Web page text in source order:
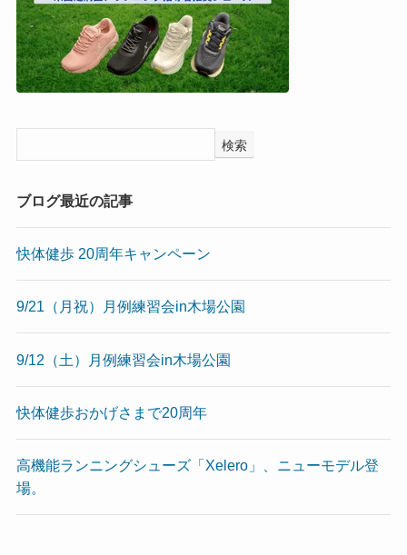
検索
ブログ最近の記事
快体健歩 20周年キャンペーン
9/21（月祝）月例練習会in木場公園
9/12（土）月例練習会in木場公園
快体健歩おかげさまで20周年
高機能ランニングシューズ「Xelero」、ニューモデル登
場。